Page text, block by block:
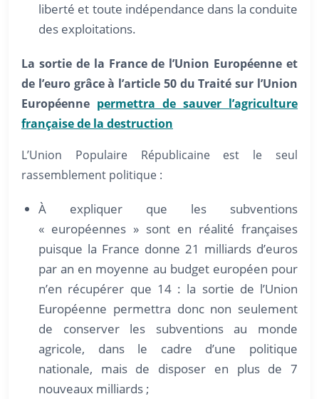
liberté et toute indépendance dans la conduite
des exploitations.
La sortie de la France de l’Union Européenne et
de l’euro grâce à l’article 50 du Traité sur l’Union
Européenne permettra de sauver l’agriculture
française de la destruction
L’Union Populaire Républicaine est le seul
rassemblement politique :
À expliquer que les subventions
« européennes » sont en réalité françaises
puisque la France donne 21 milliards d’euros
par an en moyenne au budget européen pour
n’en récupérer que 14 : la sortie de l’Union
Européenne permettra donc non seulement
de conserver les subventions au monde
agricole, dans le cadre d’une politique
nationale, mais de disposer en plus de 7
nouveaux milliards ;